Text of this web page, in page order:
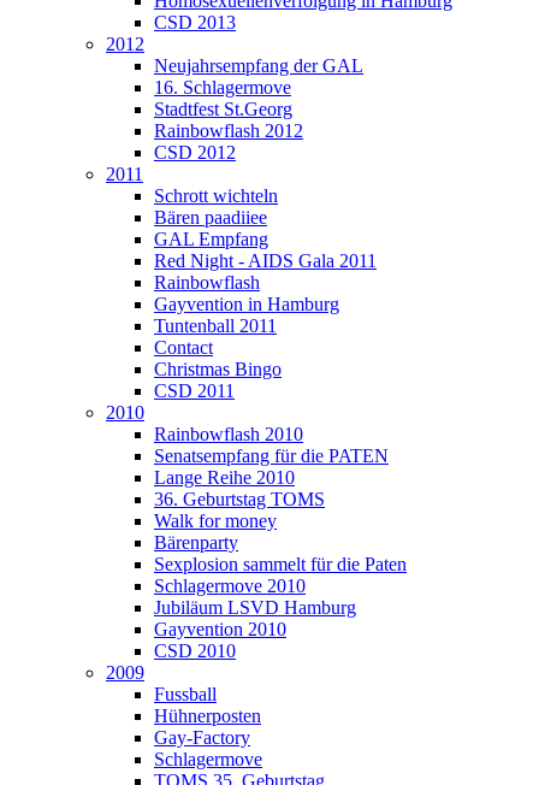
CSD 2013
2012
Neujahrsempfang der GAL
16. Schlagermove
Stadtfest St.Georg
Rainbowflash 2012
CSD 2012
2011
Schrott wichteln
Bären paadiiee
GAL Empfang
Red Night - AIDS Gala 2011
Rainbowflash
Gayvention in Hamburg
Tuntenball 2011
Contact
Christmas Bingo
CSD 2011
2010
Rainbowflash 2010
Senatsempfang für die PATEN
Lange Reihe 2010
36. Geburtstag TOMS
Walk for money
Bärenparty
Sexplosion sammelt für die Paten
Schlagermove 2010
Jubiläum LSVD Hamburg
Gayvention 2010
CSD 2010
2009
Fussball
Hühnerposten
Gay-Factory
Schlagermove
TOMS 35. Geburtstag